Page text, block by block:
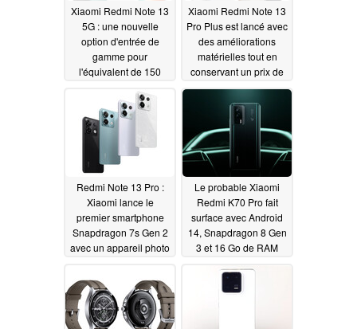
Xiaomi Redmi Note 13
5G : une nouvelle
option d'entrée de
gamme pour
l'équivalent de 150
Xiaomi Redmi Note 13
Pro Plus est lancé avec
des améliorations
matérielles tout en
conservant un prix de
milieu de gamme
09/21/2023
Redmi Note 13 Pro :
Xiaomi lance le
premier smartphone
Snapdragon 7s Gen 2
avec un appareil photo
OLED de 1,5K
09/21/2023
Le probable Xiaomi
Redmi K70 Pro fait
surface avec Android
14, Snapdragon 8 Gen
3 et 16 Go de RAM